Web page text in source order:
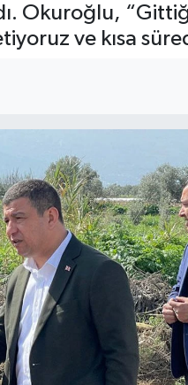
Okuroğlu,
ve kısa